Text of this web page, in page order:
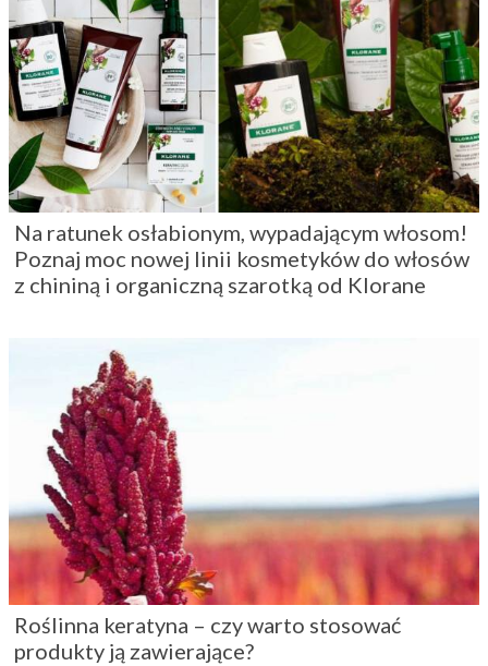
Na ratunek osłabionym, wypadającym włosom!
Poznaj moc nowej linii kosmetyków do włosów
z chininą i organiczną szarotką od Klorane
Roślinna keratyna – czy warto stosować
produkty ją zawierające?